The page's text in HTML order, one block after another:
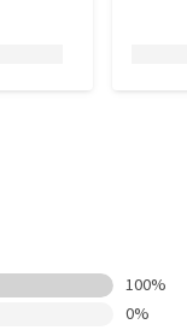
100%
0%